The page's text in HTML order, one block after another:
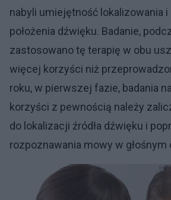
nabyli umiejętność lokalizowania i
położenia dźwięku. Badanie,
zastosowano tę terapię w obu
więcej korzyści niż
roku, w pierwszej fazie, badania
korzyści z pewnością należy
do lokalizacji źródła dźwięku i
rozpoznawania mowy w głośnym